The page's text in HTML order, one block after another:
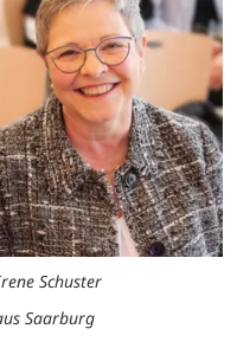
Schuster
Saarburg